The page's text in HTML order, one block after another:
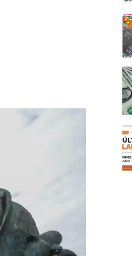
CLIMA
DÓLAR